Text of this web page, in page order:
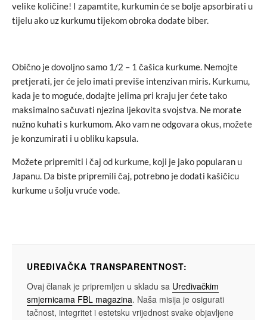
velike količine! I zapamtite, kurkumin će se bolje apsorbirati u
tijelu ako uz kurkumu tijekom obroka dodate biber.
Obično je dovoljno samo 1/2 – 1 čašica kurkume. Nemojte
pretjerati, jer će jelo imati previše intenzivan miris. Kurkumu,
kada je to moguće, dodajte jelima pri kraju jer ćete tako
maksimalno sačuvati njezina ljekovita svojstva. Ne morate
nužno kuhati s kurkumom. Ako vam ne odgovara okus, možete
je konzumirati i u obliku kapsula.
Možete pripremiti i čaj od kurkume, koji je jako popularan u
Japanu. Da biste pripremili čaj, potrebno je dodati kašičicu
kurkume u šolju vruće vode.
UREĐIVAČKA TRANSPARENTNOST:
Ovaj članak je pripremljen u skladu sa Uređivačkim
smjernicama FBL magazina. Naša misija je osigurati
tačnost, integritet i estetsku vrijednost svake objavljene